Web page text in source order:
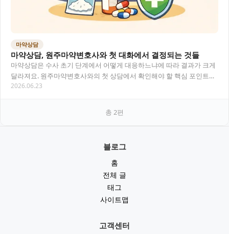
마약상담
마약상담, 원주마약변호사와 첫 대화에서 결정되는 것들
마약상담은 수사 초기 단계에서 어떻게 대응하느냐에 따라 결과가 크게
달라져요. 원주마약변호사와의 첫 상담에서 확인해야 할 핵심 포인트와
실질적인 대응 전략을 정리했어요. 목차 마약…
2026.06.23
총 2편
블로그
홈
전체 글
태그
사이트맵
고객센터